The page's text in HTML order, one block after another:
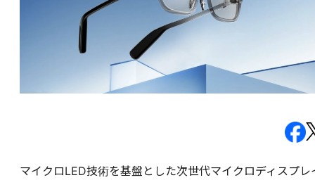
マイクロLED技術を基盤とした次世代マイクロディスプレ